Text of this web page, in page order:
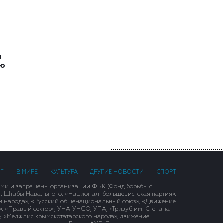
В МИРЕ КУЛЬТУРА ДРУГИЕ НОВОСТИ СПОРТ
и запрещены организации ФБК (Фонд борьбы с
Штабы Навального, «Национал-большевистская партия»,
народа», «Русский общенациональный союз», «Движение
«Правый сектор», УНА-УНСО, УПА, «Тризуб им. Степана
крымскотатарского народа», движение